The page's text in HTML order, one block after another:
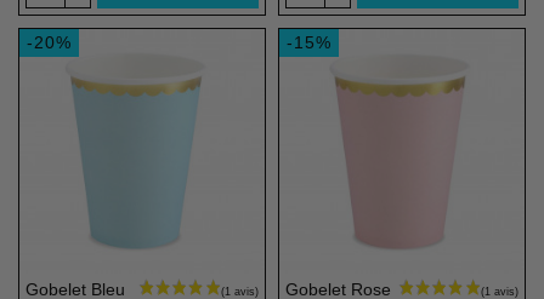
-20%
Gobelet Bleu
-15%
Gobelet Rose